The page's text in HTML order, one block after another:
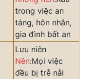
trong việc an
táng, hôn nhân,
gia đình bất an
Lưu niên
Nên:Mọi việc
đều bị trễ nải